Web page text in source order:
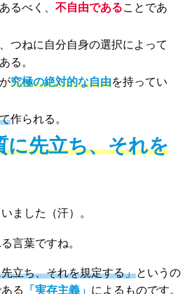
るべく、不自由であることであ
つねに自分自身の選択によって
る。
究極の絶対的な自由を持ってい
作られる。
に先立ち、それを
ました（汗）。
言葉ですね。
立ち、それを規定する」というの
る
「実存主義」 によるものです。